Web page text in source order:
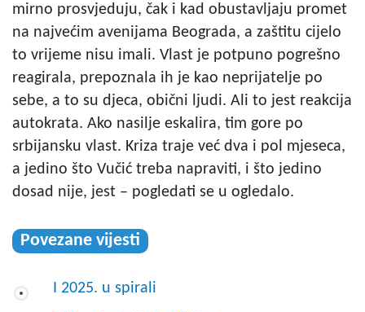
mirno prosvjeduju, čak i kad obustavljaju promet
na najvećim avenijama Beograda, a zaštitu cijelo
to vrijeme nisu imali. Vlast je potpuno pogrešno
reagirala, prepoznala ih je kao neprijatelje po
sebe, a to su djeca, obični ljudi. Ali to jest reakcija
autokrata. Ako nasilje eskalira, tim gore po
srbijansku vlast. Kriza traje već dva i pol mjeseca,
a jedino što Vučić treba napraviti, i što jedino
dosad nije, jest – pogledati se u ogledalo.
Povezane vijesti
I 2025. u spirali